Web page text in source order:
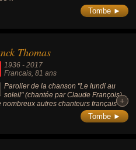
Tombe ►
Thomas
1936 -2017
Francais, 81 ans
Parolier de la chanson "Le lundi au
soleil" (chantée par Claude François)
nombreux autres chanteurs français
Sylvie Vartan, Michel Polnareff,
Bécaud, Joe Dassin, Gérard
+
+
Tombe ►